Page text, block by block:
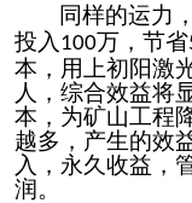
同样的运力
投入 100万，节省
本，用上初阳激
人，综合效益将
本，为矿山工程
越多，产生的效
入，永久收益，
润。